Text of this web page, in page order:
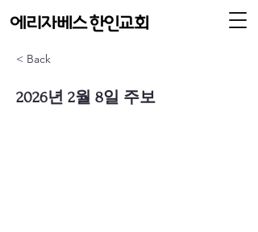
< Back
2026년 2월 8일 주보